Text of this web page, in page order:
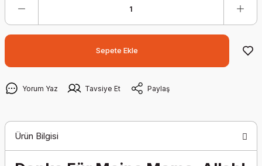
Sepete Ekle
Yorum Yaz Tavsiye Et Paylaş
Ürün Bilgisi